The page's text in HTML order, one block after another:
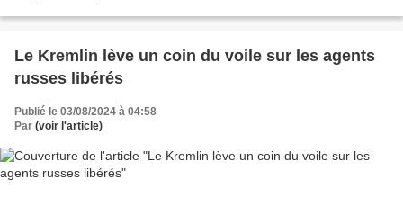
Le Kremlin lève un coin du voile sur les agents
russes libérés
Publié le 03/08/2024 à 04:58
Par (voir l'article)